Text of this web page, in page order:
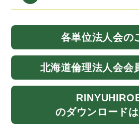
各単位法人会の
北海道倫理法人会会
RINYU
のダウンロード